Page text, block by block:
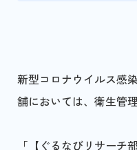
新型コロナウイルス感
舗においては、衛生管
「【ぐるなびリサー